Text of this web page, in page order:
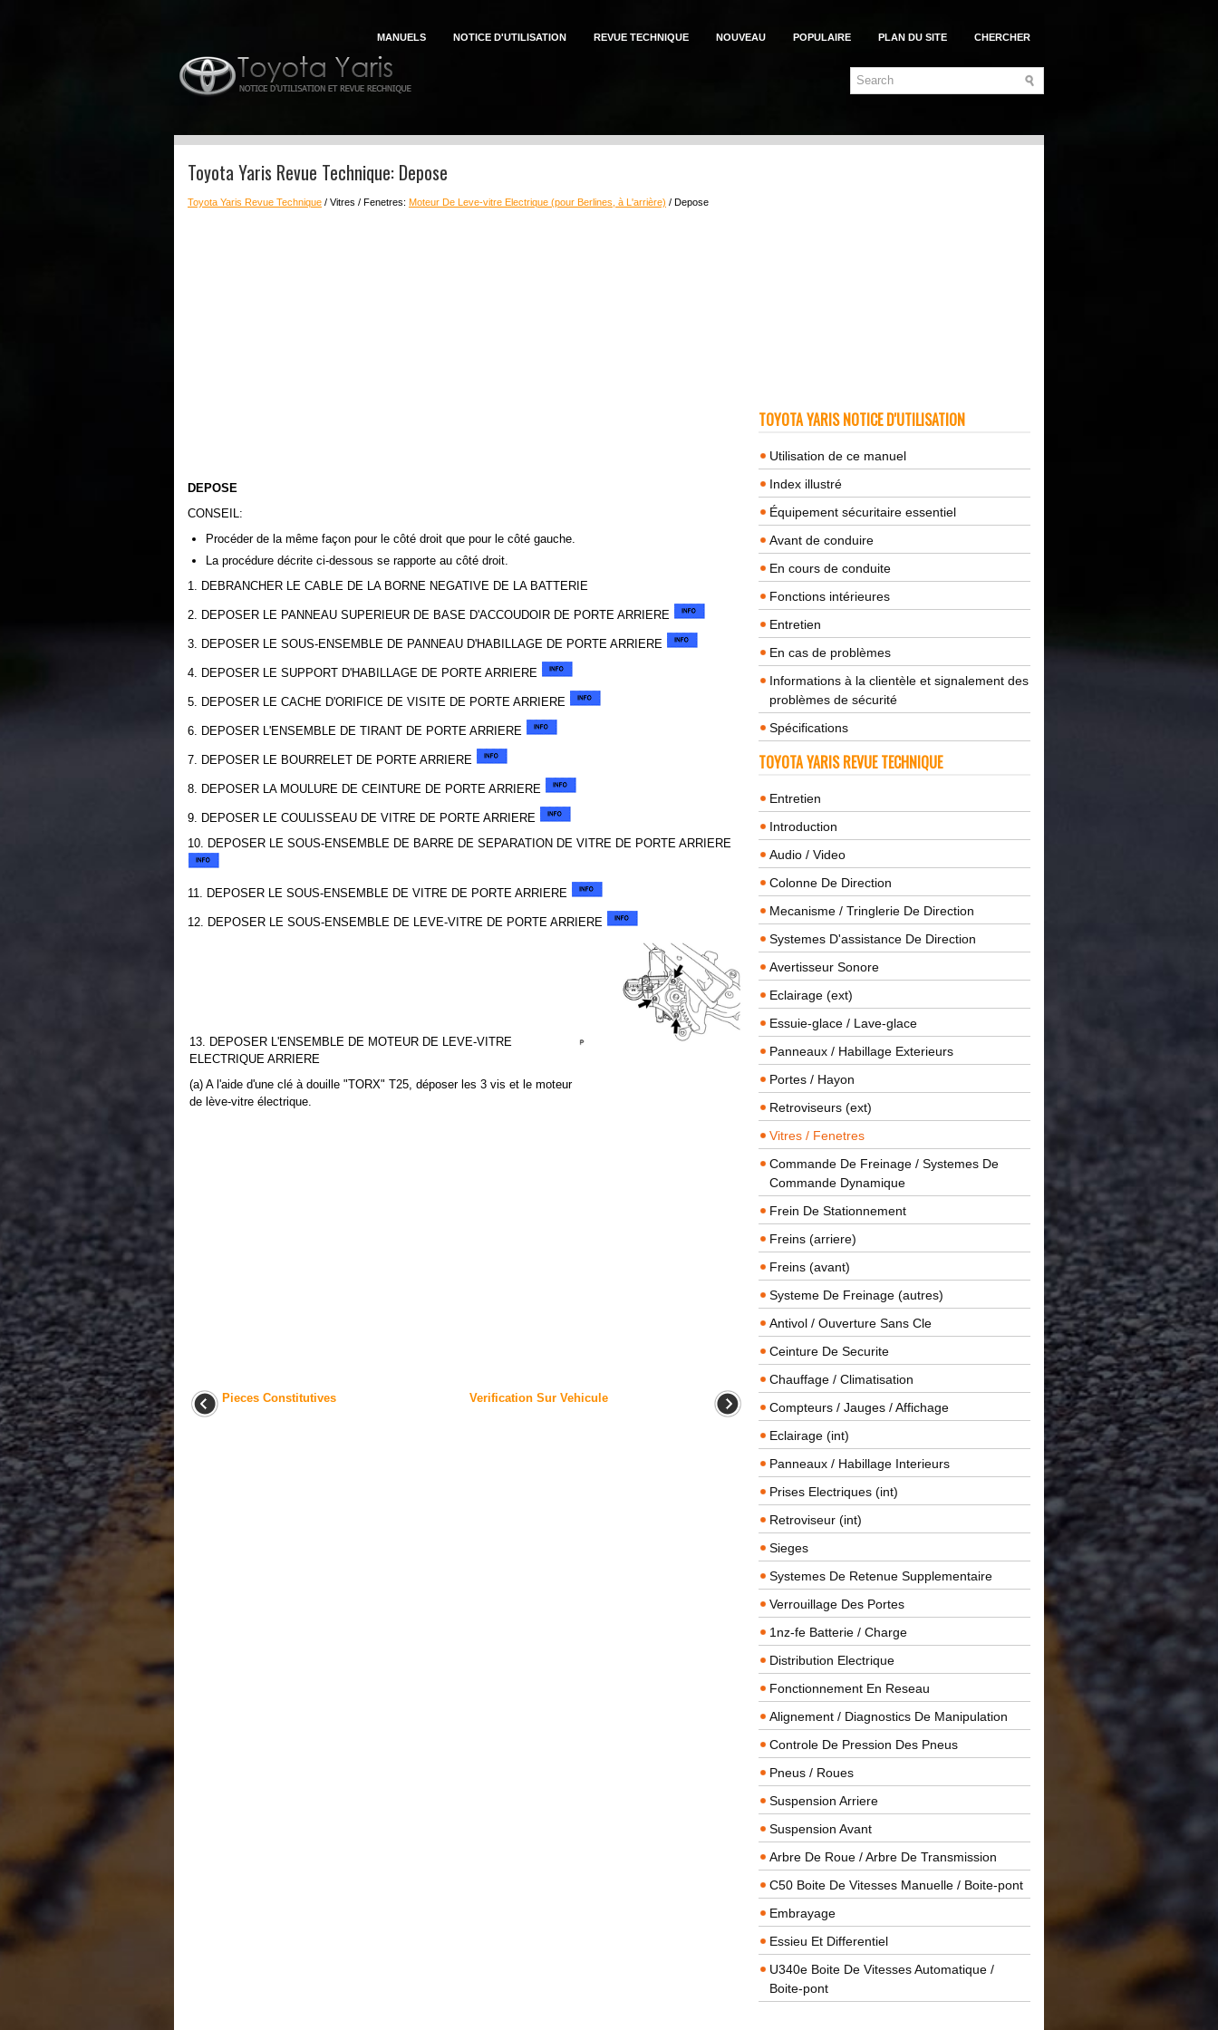
MANUELS NOTICE D'UTILISATION REVUE TECHNIQUE NOUVEAU POPULAIRE PLAN DU SITE CHERCHER
Toyota Yaris Revue Technique: Depose
Toyota Yaris Revue Technique / Vitres / Fenetres: Moteur De Leve-vitre Electrique (pour Berlines, à L'arrière) / Depose
DEPOSE
CONSEIL:
Procéder de la même façon pour le côté droit que pour le côté gauche.
La procédure décrite ci-dessous se rapporte au côté droit.
1. DEBRANCHER LE CABLE DE LA BORNE NEGATIVE DE LA BATTERIE
2. DEPOSER LE PANNEAU SUPERIEUR DE BASE D'ACCOUDOIR DE PORTE ARRIERE
3. DEPOSER LE SOUS-ENSEMBLE DE PANNEAU D'HABILLAGE DE PORTE ARRIERE
4. DEPOSER LE SUPPORT D'HABILLAGE DE PORTE ARRIERE
5. DEPOSER LE CACHE D'ORIFICE DE VISITE DE PORTE ARRIERE
6. DEPOSER L'ENSEMBLE DE TIRANT DE PORTE ARRIERE
7. DEPOSER LE BOURRELET DE PORTE ARRIERE
8. DEPOSER LA MOULURE DE CEINTURE DE PORTE ARRIERE
9. DEPOSER LE COULISSEAU DE VITRE DE PORTE ARRIERE
10. DEPOSER LE SOUS-ENSEMBLE DE BARRE DE SEPARATION DE VITRE DE PORTE ARRIERE
11. DEPOSER LE SOUS-ENSEMBLE DE VITRE DE PORTE ARRIERE
12. DEPOSER LE SOUS-ENSEMBLE DE LEVE-VITRE DE PORTE ARRIERE
13. DEPOSER L'ENSEMBLE DE MOTEUR DE LEVE-VITRE
ELECTRIQUE ARRIERE
(a) A l'aide d'une clé à douille "TORX" T25, déposer les 3 vis et le moteur
de lève-vitre électrique.
Pieces Constitutives Verification Sur Vehicule
TOYOTA YARIS NOTICE D'UTILISATION
Utilisation de ce manuel
Index illustré
Équipement sécuritaire essentiel
Avant de conduire
En cours de conduite
Fonctions intérieures
Entretien
En cas de problèmes
Informations à la clientèle et signalement des
problèmes de sécurité
Spécifications
TOYOTA YARIS REVUE TECHNIQUE
Entretien
Introduction
Audio / Video
Colonne De Direction
Mecanisme / Tringlerie De Direction
Systemes D'assistance De Direction
Avertisseur Sonore
Eclairage (ext)
Essuie-glace / Lave-glace
Panneaux / Habillage Exterieurs
Portes / Hayon
Retroviseurs (ext)
Vitres / Fenetres
Commande De Freinage / Systemes De
Commande Dynamique
Frein De Stationnement
Freins (arriere)
Freins (avant)
Systeme De Freinage (autres)
Antivol / Ouverture Sans Cle
Ceinture De Securite
Chauffage / Climatisation
Compteurs / Jauges / Affichage
Eclairage (int)
Panneaux / Habillage Interieurs
Prises Electriques (int)
Retroviseur (int)
Sieges
Systemes De Retenue Supplementaire
Verrouillage Des Portes
1nz-fe Batterie / Charge
Distribution Electrique
Fonctionnement En Reseau
Alignement / Diagnostics De Manipulation
Controle De Pression Des Pneus
Pneus / Roues
Suspension Arriere
Suspension Avant
Arbre De Roue / Arbre De Transmission
C50 Boite De Vitesses Manuelle / Boite-pont
Embrayage
Essieu Et Differentiel
U340e Boite De Vitesses Automatique /
Boite-pont